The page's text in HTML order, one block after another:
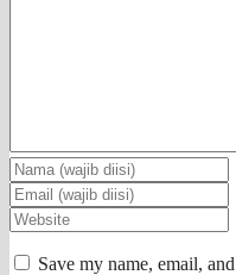
Save my name, email,